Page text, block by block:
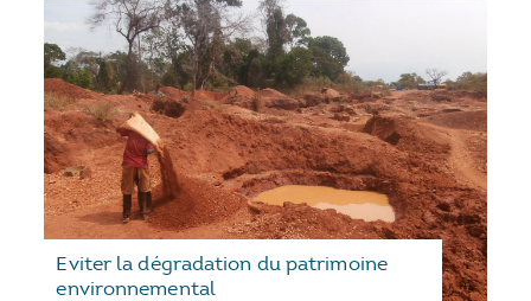
Eviter la dégradation du patrimoine
environnemental